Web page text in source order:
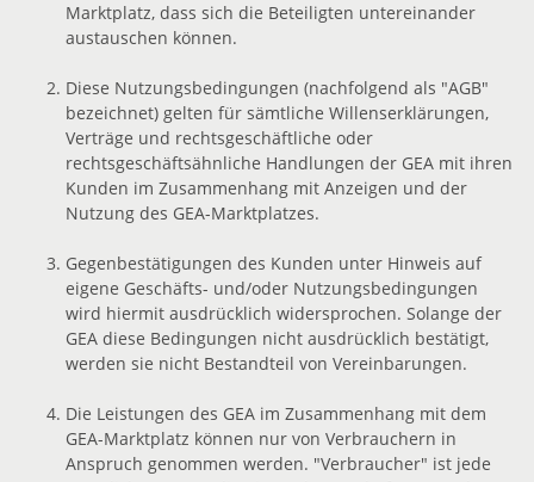
Marktplatz, dass sich die Beteiligten untereinander
austauschen können.
Diese Nutzungsbedingungen (nachfolgend als "AGB"
bezeichnet) gelten für sämtliche Willenserklärungen,
Verträge und rechtsgeschäftliche oder
rechtsgeschäftsähnliche Handlungen der GEA mit ihren
Kunden im Zusammenhang mit Anzeigen und der
Nutzung des GEA-Marktplatzes.
Gegenbestätigungen des Kunden unter Hinweis auf
eigene Geschäfts- und/oder Nutzungsbedingungen
wird hiermit ausdrücklich widersprochen. Solange der
GEA diese Bedingungen nicht ausdrücklich bestätigt,
werden sie nicht Bestandteil von Vereinbarungen.
Die Leistungen des GEA im Zusammenhang mit dem
GEA-Marktplatz können nur von Verbrauchern in
Anspruch genommen werden. "Verbraucher" ist jede